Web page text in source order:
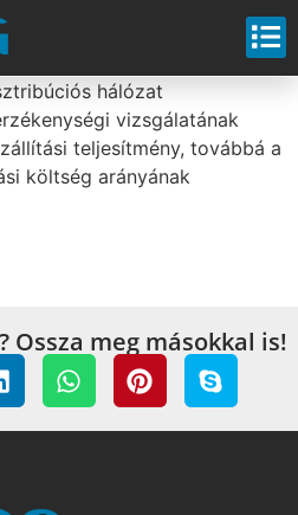
hálózat
vizsgálatának
teljesítmény, továbbá a
költség arányának
Ossza meg másokkal is!